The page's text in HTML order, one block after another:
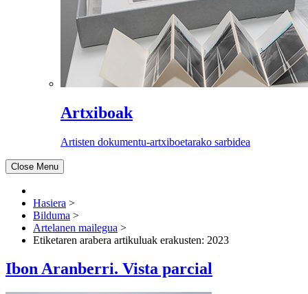
Artxiboak
Artisten dokumentu-artxiboetarako sarbidea
Close Menu
Hasiera >
Bilduma >
Artelanen mailegua >
Etiketaren arabera artikuluak erakusten: 2023
Ibon Aranberri. Vista parcial